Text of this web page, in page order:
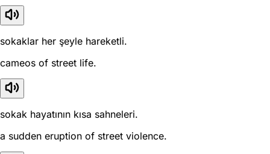
sokaklar her şeyle hareketli.
cameos of street life.
sokak hayatının kısa sahneleri.
a sudden eruption of street violence.